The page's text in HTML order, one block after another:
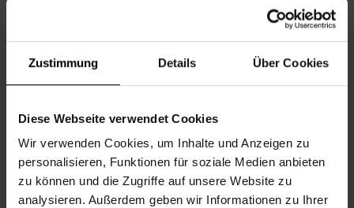
Zustimmung Details Über Cookies
Diese Webseite verwendet Cookies
Wir verwenden Cookies, um Inhalte und Anzeigen zu
personalisieren, Funktionen für soziale Medien anbieten
zu können und die Zugriffe auf unsere Website zu
analysieren. Außerdem geben wir Informationen zu Ihrer
12.00
Veranstalter Nachbarschaftszentrum 07
NACHBARSCHAFTSZENTRUM 07